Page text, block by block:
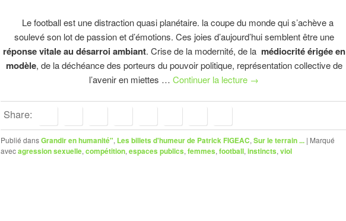
Le football est une distraction quasi planétaire. la coupe du monde qui s’achève a
soulevé son lot de passion et d’émotions. Ces joies d’aujourd’hui semblent être une
réponse vitale au désarroi ambiant. Crise de la modernité, de la médiocrité érigée en
modèle, de la déchéance des porteurs du pouvoir politique, représentation collective de
l’avenir en miettes … Continuer la lecture →
Share:
Publié dansGrandir en humanité", Les billets d'humeur de Patrick FIGEAC, Sur le terrain ... | Marqué
avecagression sexuelle, compétition, espaces publics, femmes, football, instincts, viol